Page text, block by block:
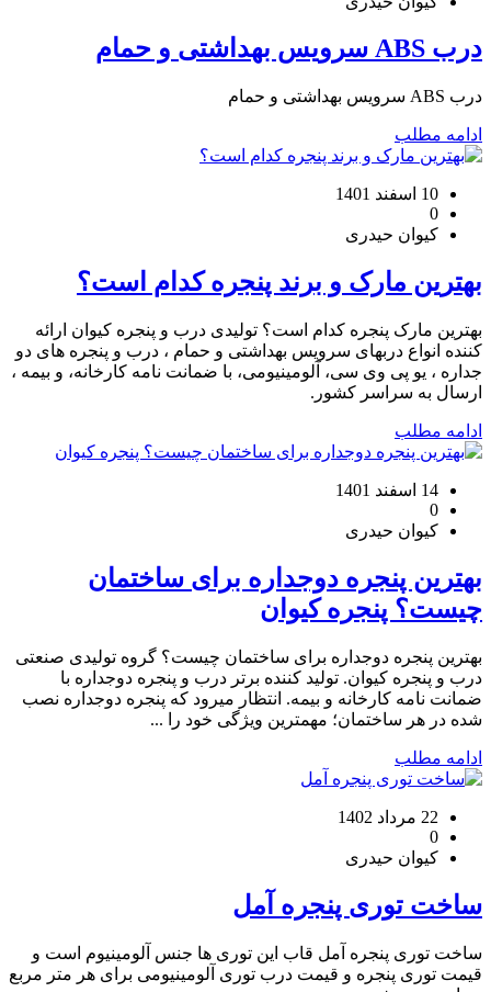
درب ABS سرویس بهداشتی و حمام
درب ABS سرویس بهداشتی و حمام
ادامه مطلب
10 اسفند 1401
0
کیوان حیدری
بهترین مارک و برند پنجره کدام است؟
بهترین مارک پنجره کدام است؟ تولیدی درب و پنجره کیوان ارائه
کننده انواع دربهای سرویس بهداشتی و حمام ، درب و پنجره های دو
جداره ، یو پی وی سی، آلومینیومی، با ضمانت نامه کارخانه، و بیمه ،
ارسال به سراسر کشور.
ادامه مطلب
14 اسفند 1401
0
کیوان حیدری
بهترین پنجره دوجداره برای ساختمان
چیست؟ پنجره کیوان
بهترین پنجره دوجداره برای ساختمان چیست؟ گروه تولیدی صنعتی
درب و پنجره کیوان. تولید کننده برتر درب و پنجره دوجداره با
ضمانت نامه کارخانه و بیمه. انتظار میرود که پنجره دوجداره نصب
شده در هر ساختمان؛ مهمترین ویژگی خود را ...
ادامه مطلب
22 مرداد 1402
0
کیوان حیدری
ساخت توری پنجره آمل
ساخت توری پنجره آمل قاب این توری ها جنس آلومینیوم است و
قیمت توری پنجره و قیمت درب توری آلومینیومی برای هر متر مربع